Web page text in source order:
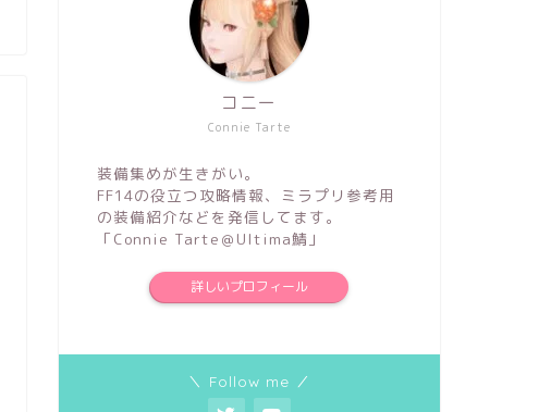
Connie Tarte
コニー
装備集めが生きがい。
FF14の役立つ攻略情報、ミラプリ参考用
の装備紹介などを発信してます。
「Connie Tarte＠Ultima鯖」
詳しいプロフィール
＼ Follow me ／